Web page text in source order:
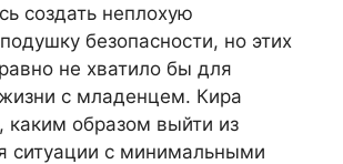
создать неплохую
безопасности, но этих
не хватило бы для
с младенцем. Кира
образом выйти из
ситуации с минимальными